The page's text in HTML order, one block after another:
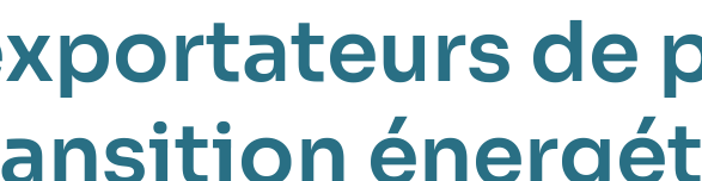
de